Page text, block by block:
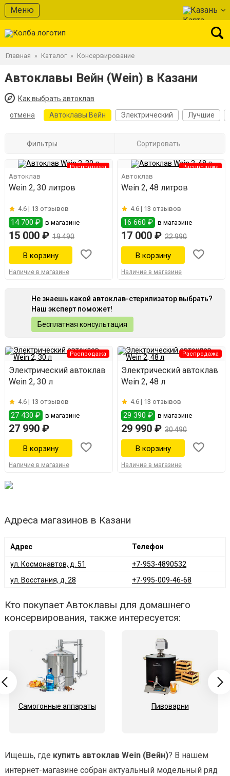
Меню Казань
Главная » Каталог » Консервирование
Автоклавы Вейн (Wein) в Казани
Как выбрать автоклав
отмена
Автоклавы Вейн Электрический Лучшие
Фильтры Сортировать
Распродажа
Автоклав
Wein 2, 30 литров
4.6 | 13 отзывов
14 700 ₽ в магазине
15 000 ₽ 19 490
Наличие в магазине
Распродажа
Автоклав
Wein 2, 48 литров
4.6 | 13 отзывов
16 660 ₽ в магазине
17 000 ₽ 22 990
Наличие в магазине
Не знаешь какой автоклав-стерилизатор выбрать?
Наш эксперт поможет!
Бесплатная консультация
Распродажа
Электрический автоклав
Wein 2, 30 л
4.6 | 13 отзывов
27 430 ₽ в магазине
27 990 ₽
Наличие в магазине
Распродажа
Электрический автоклав
Wein 2, 48 л
4.6 | 13 отзывов
29 390 ₽ в магазине
29 990 ₽ 30 490
Наличие в магазине
Адреса магазинов в Казани
Адрес Телефон
ул. Космонавтов, д. 51
+7-953-4890532
ул. Восстания, д. 28
+7-995-009-46-68
Кто покупает Автоклавы для домашнего
консервирования, также интересуется:
Самогонные аппараты Пивоварни
Ищешь, где купить автоклав Wein (Вейн)? В нашем
интернет-магазине собран актуальный модельный ряд